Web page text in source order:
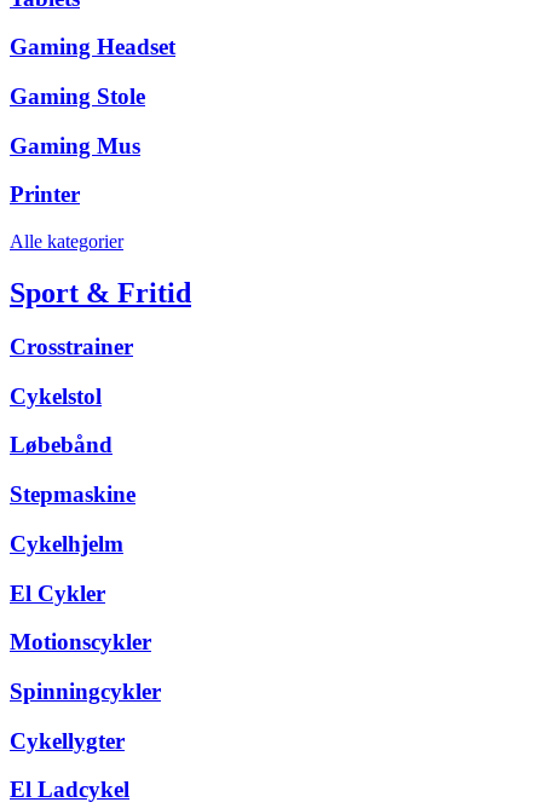
Gaming Headset
Gaming Stole
Gaming Mus
Printer
Alle kategorier
Sport & Fritid
Crosstrainer
Cykelstol
Løbebånd
Stepmaskine
Cykelhjelm
El Cykler
Motionscykler
Spinningcykler
Cykellygter
El Ladcykel